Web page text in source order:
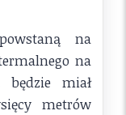
na
na
będzie miał
metrów